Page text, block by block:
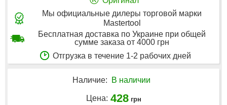
Мы официальные дилеры торговой марки
Mastertool
Бесплатная доставка по Украине при общей
сумме заказа от 4000 грн
Отгрузка в течение 1-2 рабочих дней
Наличие: В наличии
Цена: 428 грн